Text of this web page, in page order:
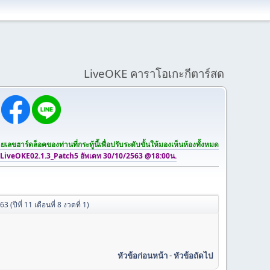
LiveOKE คาราโอเกะกีตาร์สด
เลขฮาร์ดล็อคของท่านที่กระทู้นี้เพื่อปรับระดับขั้นให้มองเห็นห้องทั้งหมด
อัพเดท 30/10/2563 @18:00น.
(ปีที่ 11 เดือนที่ 8 งวดที่ 1)
หัวข้อก่อนหน้า-หัวข้อถัดไป